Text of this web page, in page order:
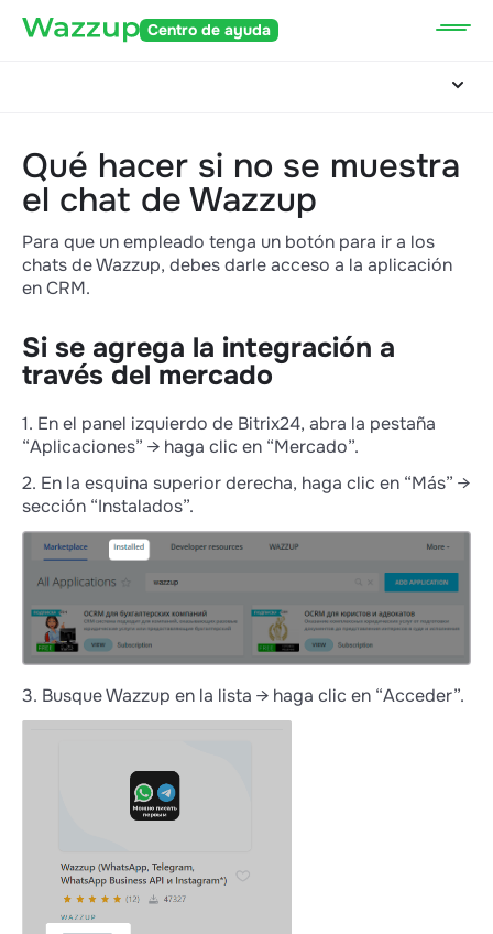
Centro de ayuda
Qué hacer si no se muestra
el chat de Wazzup
Para que un empleado tenga un botón para ir a los
chats de Wazzup, debes darle acceso a la aplicación
en CRM.
Si se agrega la integración a
través del mercado
1. En el panel izquierdo de Bitrix24, abra la pestaña
“Aplicaciones” → haga clic en “Mercado”.
2. En la esquina superior derecha, haga clic en “Más” →
sección “Instalados”.
3. Busque Wazzup en la lista → haga clic en “Acceder”.